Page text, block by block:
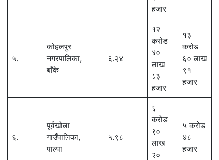
हजार
५.
कोहलपुर
नगरपालिका,
बाँके
६.२४
१२
करोड
४०
लाख
८३
हजार
१३
करोड
६० लाख
९१
हजार
६.
पूर्वखोला
गाउँपालिका,
पाल्पा
५.९८
६
करोड
९०
लाख
२०
५ करोड
४८
हजार